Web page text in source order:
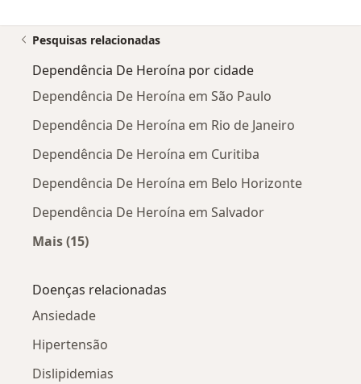
Pesquisas relacionadas
Dependência De Heroína por cidade
Dependência De Heroína em São Paulo
Dependência De Heroína em Rio de Janeiro
Dependência De Heroína em Curitiba
Dependência De Heroína em Belo Horizonte
Dependência De Heroína em Salvador
Mais (15)
Doenças relacionadas
Ansiedade
Hipertensão
Dislipidemias